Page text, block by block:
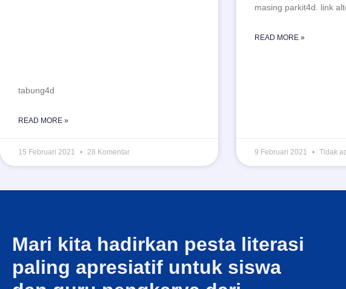
tabung4d
READ MORE »
15 Februari 2021 28 Komentar
masing parkit4d. link
READ MORE »
9 Februari 2021 Tidak
Mari kita hadirkan pesta literasi
paling apresiatif untuk siswa